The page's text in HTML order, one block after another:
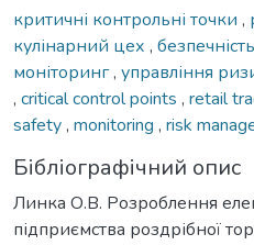
критичні контрольні точки ,
кулінарний цех ,
моніторинг, управління
, critical control points , retail
safety, monitoring , risk
Бібліографічний опис
Линка О.В. Розроблення
підприємства роздрібної